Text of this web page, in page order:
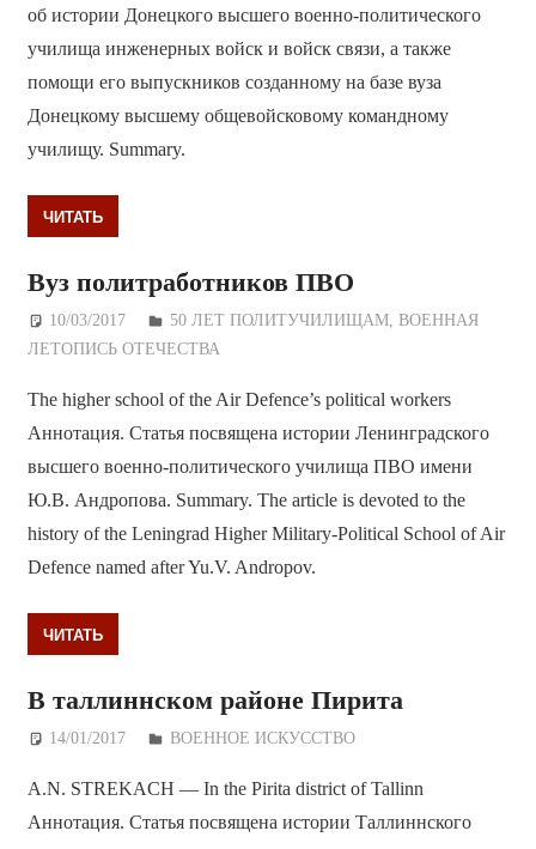
об истории Донецкого высшего военно-политического
училища инженерных войск и войск связи, а также
помощи его выпускников созданному на базе вуза
Донецкому высшему общевойсковому командному
училищу. Summary.
ЧИТАТЬ
Вуз политработников ПВО
10/03/2017 Дежурный по Редакции
50 ЛЕТ ПОЛИТУЧИЛИЩАМ,ВОЕННАЯ
ЛЕТОПИСЬ ОТЕЧЕСТВА
The higher school of the Air Defence’s political workers
Аннотация. Статья посвящена истории Ленинградского
высшего военно-политического училища ПВО имени
Ю.В. Андропова. Summary. The article is devoted to the
history of the Leningrad Higher Military-Political School of Air
Defence named after Yu.V. Andropov.
ЧИТАТЬ
В таллиннском районе Пирита
14/01/2017 Дежурный по Редакции
ВОЕННОЕ ИСКУССТВО
A.N. STREKACH — In the Pirita district of Tallinn
Аннотация. Статья посвящена истории Таллиннского